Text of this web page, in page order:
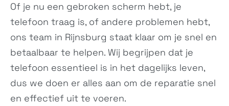
Of je nu een gebroken scherm hebt, je
telefoon traag is, of andere problemen hebt,
ons team in Rijnsburg staat klaar om je snel en
betaalbaar te helpen. Wij begrijpen dat je
telefoon essentieel is in het dagelijks leven,
dus we doen er alles aan om de reparatie snel
en effectief uit te voeren.